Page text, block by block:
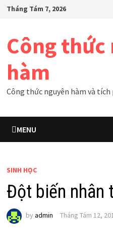
SkipTháng Tám 7, 2026
Công thức
hàm
Công thức nguyên hàm và tích
MENU
SINH HỌC
Đột biến nhân
by admin Tháng Tám 12,